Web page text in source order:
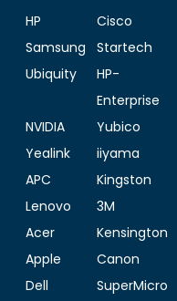
HP
Cisco
Samsung
Startech
Ubiquity
HP-
Enterprise
NVIDIA
Yubico
Yealink
iiyama
APC
Kingston
Lenovo
3M
Acer
Kensington
Apple
Canon
Dell
SuperMicro